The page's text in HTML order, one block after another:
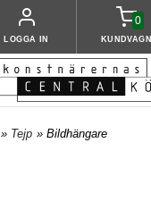
LOGGA IN
0
KUNDVAGN
» Tejp » Bildhängare